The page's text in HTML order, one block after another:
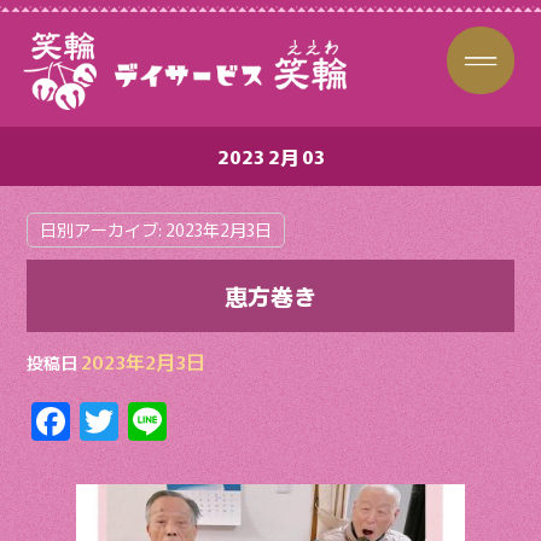
2023 2月 03
日別アーカイブ: 2023年2月3日
恵方巻き
投稿日 2023年2月3日
F
ac
e
T
w
itt
Li
n
e